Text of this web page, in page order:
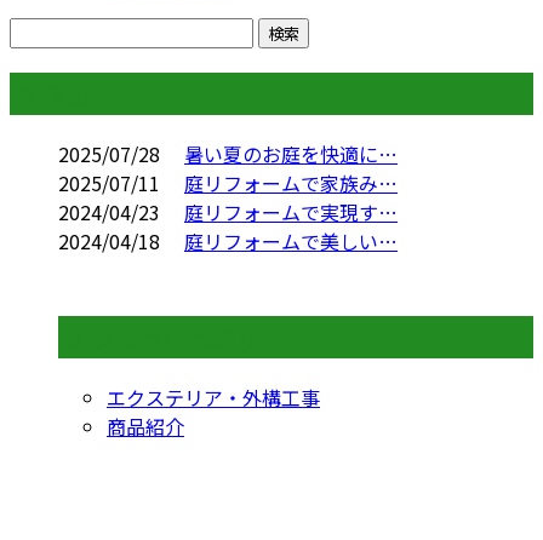
2025/07/28
暑い夏のお庭を快適に…
2025/07/11
庭リフォームで家族み…
2024/04/23
庭リフォームで実現す…
2024/04/18
庭リフォームで美しい…
エクステリア・外構工事
商品紹介